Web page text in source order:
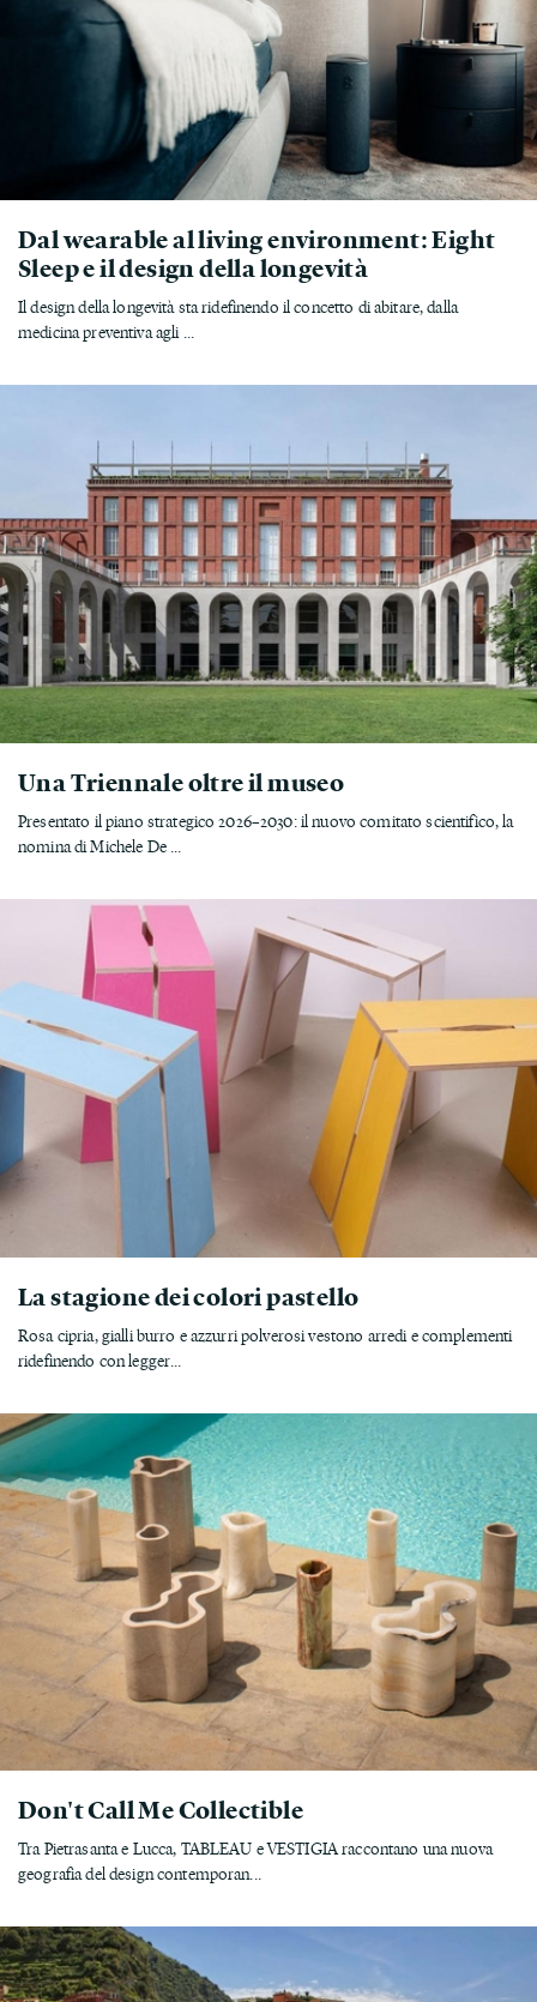
Dal wearable al living environment: Eight
Sleep e il design della longevità
Il design della longevità sta ridefinendo il concetto di abitare, dalla
medicina preventiva agli ...
Una Triennale oltre il museo
Presentato il piano strategico 2026–2030: il nuovo comitato scientifico, la
nomina di Michele De ...
La stagione dei colori pastello
Rosa cipria, gialli burro e azzurri polverosi vestono arredi e complementi
ridefinendo con legger...
Don't Call Me Collectible
Tra Pietrasanta e Lucca, TABLEAU e VESTIGIA raccontano una nuova
geografia del design contemporan...